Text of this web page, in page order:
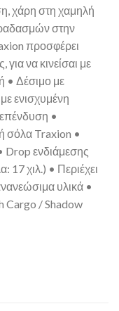
χάρη στη χαμηλή
στην
προσφέρει
να κινείσαι με
• Δέσιμο με
ενισχυμένη
•
σόλα Traxion •
Drop ενδιάμεσης
17 χιλ.) • Περιέχει
υλικά •
Cargo / Shadow